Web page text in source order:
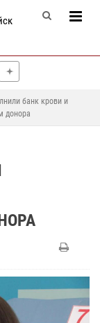
банк крови и
донора